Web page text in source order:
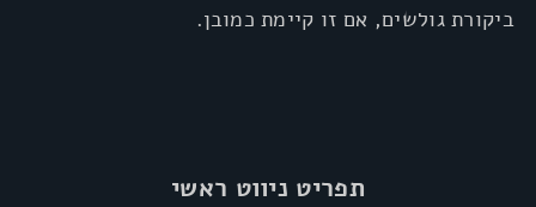
ביקורת גולשים, אם זו קיימת כמובן.
תפריט ניווט ראשי